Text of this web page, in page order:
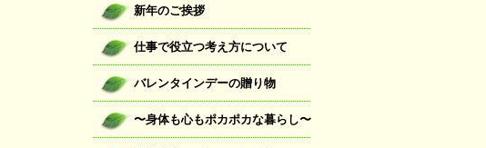
新年のご挨拶
仕事で役立つ考え方について
バレンタインデーの贈り物
〜身体も心もポカポカな暮らし〜